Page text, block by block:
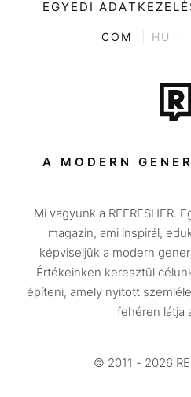
ENTR
Tech-
Sport
EGYEDI
COM HU
A MODERN
Mi vagyunk a REFRESHER.
magazin, ami inspirál,
képviseljük a modern
Értékeinken keresztül
építeni, amely nyitott
fehéren látja
© 2011 - 2026